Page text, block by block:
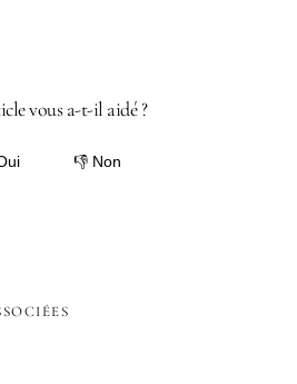
vous a-t-il aidé ?
👎 Non